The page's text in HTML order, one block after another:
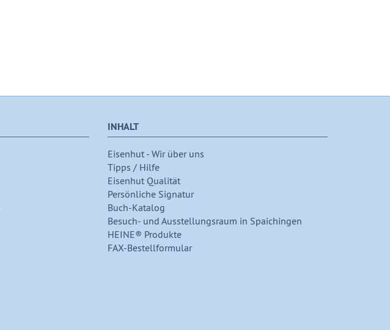
INHALT
Eisenhut - Wir über uns
Tipps / Hilfe
Eisenhut Qualität
Persönliche Signatur
Buch-Katalog
Besuch- und Ausstellungsraum in Spaichingen
HEINE® Produkte
FAX-Bestellformular